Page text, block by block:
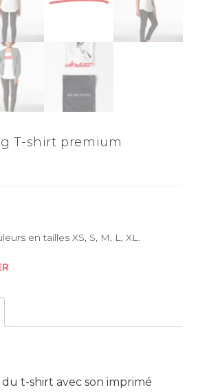
T-shirt premium
en tailles XS, S, M, L, XL.
t-shirt avec son imprimé